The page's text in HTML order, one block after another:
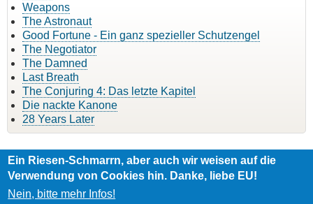
Weapons
The Astronaut
Good Fortune - Ein ganz spezieller Schutzengel
The Negotiator
The Damned
Last Breath
The Conjuring 4: Das letzte Kapitel
Die nackte Kanone
28 Years Later
Angetrieben durch Drupal
Ein Riesen-Schmarrn, aber auch wir weisen auf die
Verwendung von Cookies hin. Danke, liebe EU!
Nein, bitte mehr Infos!